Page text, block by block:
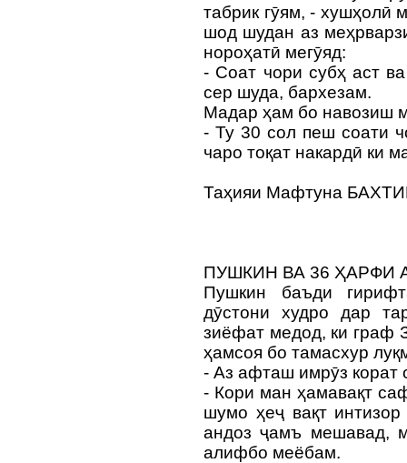
табрик гӯям, - хушҳолӣ
шод шудан аз
нороҳатӣ мегӯяд:
- Соат чори субҳ аст
сер шуда, бархезам.
Мадар ҳам бо навозиш
- Ту 30 сол пеш соати
чаро тоқат накардӣ ки
Таҳияи Мафтуна
ПУШКИН ВА 36 ҲАРФИ
Пушкин баъди
дӯстони худро дар
зиёфат медод, ки граф
ҳамсоя бо тамасхур
- Аз афташ имрӯз корат
- Кори ман ҳамавақт
шумо ҳеҷ вақт
андоз ҷамъ мешавад,
алифбо меёбам.